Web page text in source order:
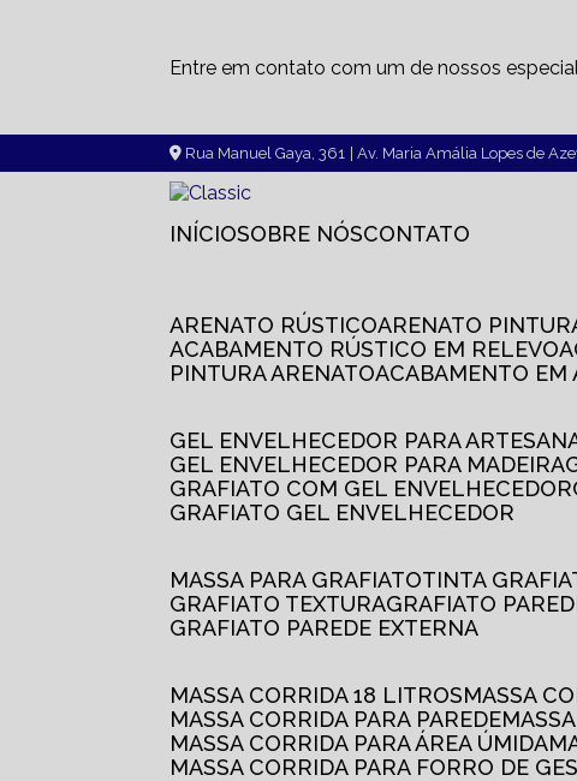
Entre em contato com um de nossos
Rua Manuel Gaya, 361 | Av. Maria Amália Lopes de
INÍCIO SOBRE NÓS CONTATO
ARENATO RÚSTICO
ARENATO
ACABAMENTO RÚSTICO EM RELEVO
PINTURA ARENATO
ACABAMENTO
GEL ENVELHECEDOR PARA
GEL ENVELHECEDOR PARA MADEIRA
GRAFIATO COM GEL ENVELHECEDOR
GRAFIATO GEL ENVELHECEDOR
MASSA PARA GRAFIATO
TINTA
GRAFIATO TEXTURA
GRAFIATO
GRAFIATO PAREDE EXTERNA
MASSA CORRIDA 18 LITROS
MASSA
MASSA CORRIDA PARA PAREDE
MASSA CORRIDA PARA ÁREA ÚMIDA
MASSA CORRIDA PARA FORRO DE